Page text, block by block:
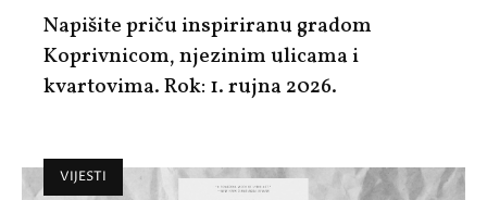
Napišite priču inspiriranu gradom
Koprivnicom, njezinim ulicama i
kvartovima. Rok: 1. rujna 2026.
VIJESTI